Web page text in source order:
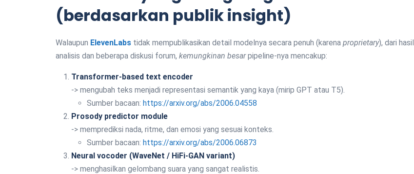
(berdasarkan publik insight)
Walaupun ElevenLabs tidak mempublikasikan detail modelnya secara penuh (karena proprietary), dari hasil
analisis dan beberapa diskusi forum, kemungkinan besarpipeline-nya mencakup:
Transformer-based text encoder
-> mengubah teks menjadi representasi semantik yang kaya (mirip GPT atau T5).
Sumber bacaan: https://arxiv.org/abs/2006.04558
Prosody predictor module
-> memprediksi nada, ritme, dan emosi yang sesuai konteks.
Sumber bacaan: https://arxiv.org/abs/2006.06873
Neural vocoder (WaveNet / HiFi-GAN variant)
-> menghasilkan gelombang suara yang sangat realistis.